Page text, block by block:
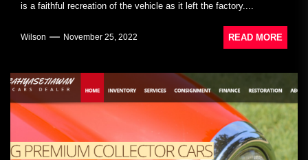
is a faithful recreation of the vehicle as it left the factory....
Wilson November 25, 2022 READ MORE